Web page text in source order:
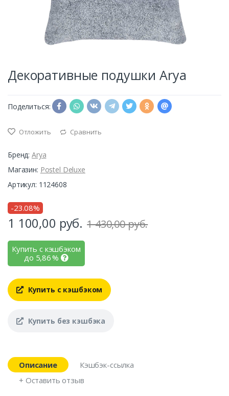
Декоративные подушки Arya
Поделиться:
Отложить Сравнить
Бренд: Arya
Магазин: Postel Deluxe
Артикул: 1124608
-23.08%
1 100,00 руб. 1 430,00 руб.
Купить с кэшбэком
до 5,86%
Купить с кэшбэком
Купить без кэшбэка
Описание
Кэшбэк-ссылка
+ Оставить отзыв